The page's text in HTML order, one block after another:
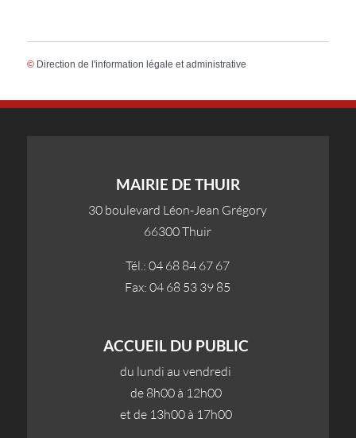
© Direction de l'information légale et administrative
MAIRIE DE THUIR
30 boulevard Léon-Jean Grégory
66300 Thuir
Tél.: 04 68 84 67 67
Fax: 04 68 53 39 85
ACCUEIL DU PUBLIC
du lundi au vendredi
de 8h00 à 12h00
et de 13h00 à 17h00